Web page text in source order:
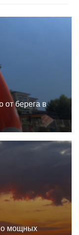
от берега в
о мощных